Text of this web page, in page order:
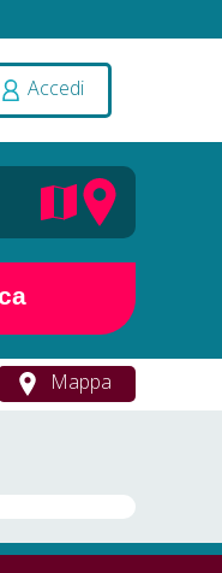
Accedi
Mappa